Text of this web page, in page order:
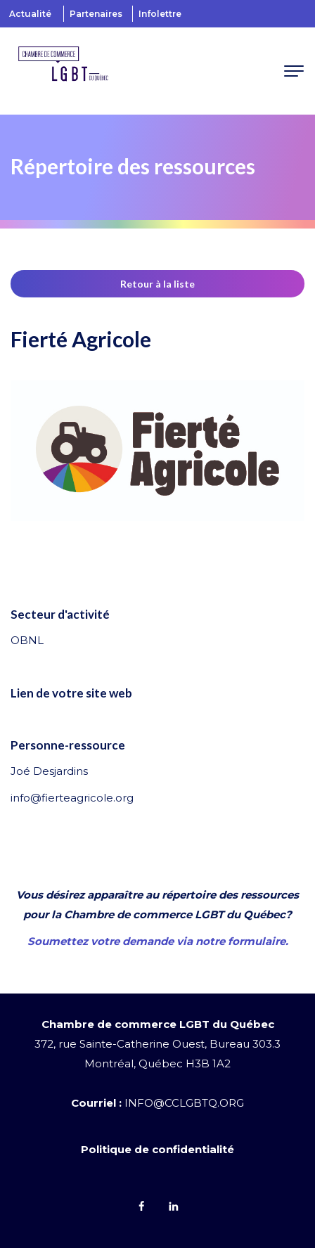
Actualité Partenaires Infolettre
Répertoire des ressources
Retour à la liste
Fierté Agricole
Secteur d'activité
OBNL
Lien de votre site web
Personne-ressource
Joé Desjardins
info@fierteagricole.org
Vous désirez apparaître au répertoire des ressources
pour la Chambre de commerce LGBT du Québec?
Soumettez votre demande via notre formulaire.
Chambre de commerce LGBT du Québec
372, rue Sainte-Catherine Ouest, Bureau 303.3
Montréal, Québec H3B 1A2
Courriel : INFO@CCLGBTQ.ORG
Politique de confidentialité